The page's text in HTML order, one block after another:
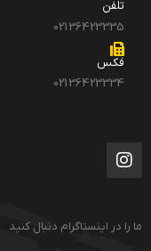
تلفن
02136423335
فکس
02136423334
ما را در اینستاگرام دنبال کنید